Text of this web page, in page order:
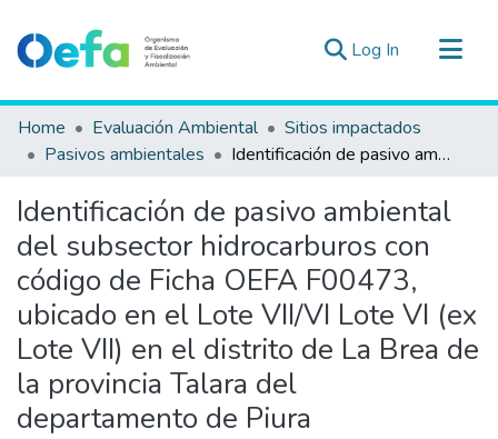
Log In (current)
Communities & Collections
All of DSpace
Estad. Externas
Guias ▾
Home Evaluación Ambiental
Sitios impactados
Pasivos ambientales
Identificación de pasivo ambiental del subsector hidrocarburos con código de Ficha OEFA F00473, ubicado en el Lote VII/VI Lote VI (ex Lote VII) en el distrito de La Brea de la provincia Talara del departamento de Piura
Identificación de pasivo ambiental
del subsector hidrocarburos con
código de Ficha OEFA F00473,
ubicado en el Lote VII/VI Lote VI (ex
Lote VII) en el distrito de La Brea de
la provincia Talara del
departamento de Piura